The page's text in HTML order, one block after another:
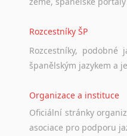
Rozcestníky ŠP
Rozcestníky, podobné
španělským jazykem a
Organizace a instituce
Oficiální stránky
asociace pro podporu